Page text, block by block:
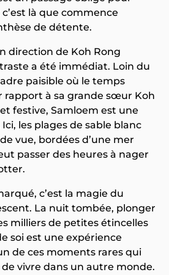
là que commence
de détente.
direction de Koh Rong
a été immédiat. Loin du
paisible où le temps
rapport à sa grande sœur Koh
festive, Samloem est une
les plages de sable blanc
vue, bordées d’une mer
passer des heures à nager
c’est la magie du
La nuit tombée, plonger
milliers de petites étincelles
soi est une expérience
de ces moments rares qui
vivre dans un autre monde.